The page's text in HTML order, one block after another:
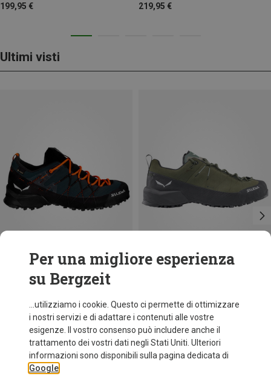
199,95 €
219,95 €
Ultimi visti
Risparmi 18%
Per una migliore esperienza
su Bergzeit
...utilizziamo i cookie. Questo ci permette di ottimizzare
i nostri servizi e di adattare i contenuti alle vostre
esigenze. Il vostro consenso può includere anche il
trattamento dei vostri dati negli Stati Uniti. Ulteriori
informazioni sono disponibili sulla pagina dedicata di
Google